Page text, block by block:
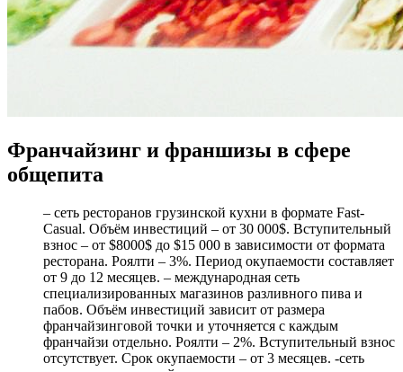
Франчайзинг и франшизы в сфере
общепита
– сеть ресторанов грузинской кухни в формате Fast-
Casual. Объём инвестиций – от 30 000$. Вступительный
взнос – от $8000$ до $15 000 в зависимости от формата
ресторана. Роялти – 3%. Период окупаемости составляет
от 9 до 12 месяцев. – международная сеть
специализированных магазинов разливного пива и
пабов. Объём инвестиций зависит от размера
франчайзинговой точки и уточняется с каждым
франчайзи отдельно. Роялти – 2%. Вступительный взнос
отсутствует. Срок окупаемости – от 3 месяцев. -сеть